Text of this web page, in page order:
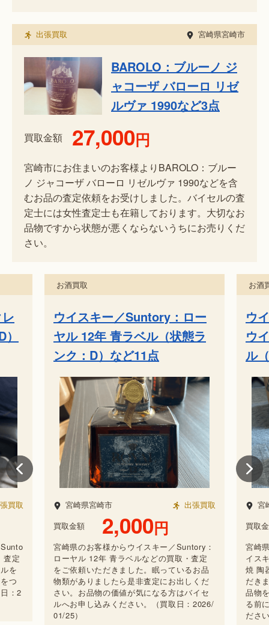
出張買取 宮崎県宮崎市
BAROLO：ブルーノ ジ
ャコーザ バローロ リゼ
ルヴァ 1990など3点
買取金額 27,000円
宮崎市にお住まいのお客様よりBAROLO：ブルー
ノ ジャコーザ バローロ リゼルヴァ 1990などを含
むお品の査定依頼をお受けしました。バイセルの査
定士には女性査定士も在籍しております。大切なお
品物ですから状態が悪くならないうちにお売りくだ
さい。
買取
：
定
品
だ
セ
お酒買取
ウイスキー／Suntory：ザ・
ウイスキー 有田焼 陶器ボト
ル（状態ランク：B）など5点
宮崎県小林市
出張買取
買取金額
29,000円
宮崎県にてご連絡いただいたお客様よりウ
イスキー／Suntory：ザ・ウイスキー 有田
焼 陶器ボトルなど作品の査定をご依頼いた
だきました。使用する機会のなくなったお
品物をお持ちの方は、売れないかもと諦め
る前に、まずバイセルまでお問い合わせく
ださい。（買取日：2026/01/20）
お酒
森
買取
宮崎
め
た。
劫で
ただ
025/